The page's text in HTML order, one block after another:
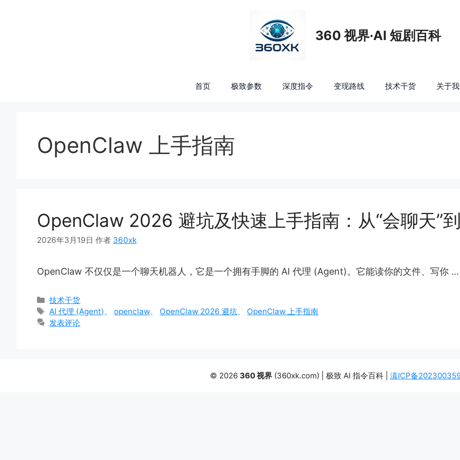
360 视界·AI 短剧百科
首页 极致参数 深度指令 变现路线 技术干货 关于
OpenClaw 上手指南
OpenClaw 2026 避坑及快速上手指南：从“会聊天”
2026年3月19日 作者 360xk
OpenClaw 不仅仅是一个聊天机器人，它是一个拥有手脚的 AI 代理 (Agent)。它能读你的文件、写你 …
分
类
技术干货
标
签
AI 代理 (Agent) 、openclaw OpenClaw 2026 避坑
OpenClaw 上手指南
发表评论
© 2026 360 视界(360xk.com) | 极致 AI 指令百科 | 滇ICP备